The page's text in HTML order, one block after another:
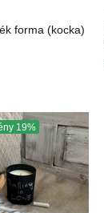
forma (kocka)
19%